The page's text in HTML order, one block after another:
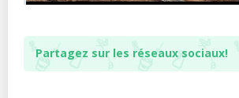
Partagez sur les réseaux sociaux!